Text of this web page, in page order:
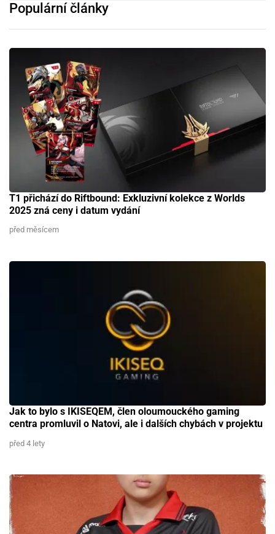
Populární články
T1 přichází do Riftbound: Exkluzivní kolekce z Worlds
2025 zná ceny i datum vydání
před měsícem
Jak to bylo s IKISEQEM, člen oloumouckého gaming
centra promluvil o Natovi, ale i dalších chybách v projektu
před 4 lety